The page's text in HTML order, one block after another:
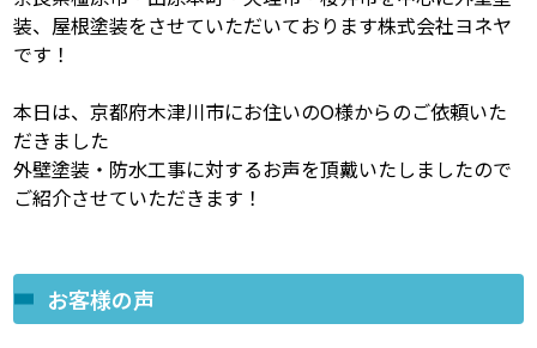
雨漏りについて
ヨネヤがお客様から選ばれる10の
理由
リフォームローン
工場倉庫改修 アパート・マンション修繕
装、屋根塗装をさせていただいております株式会社ヨネヤ
です！
本日は、京都府木津川市にお住いのO様からのご依頼いた
だきました
外壁塗装・防水工事に対するお声を頂戴いたしましたので
ご紹介させていただきます！
お客様の声